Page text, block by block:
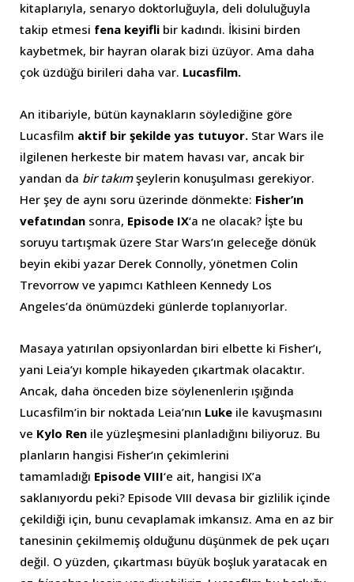
kitaplarıyla, senaryo doktorluğuyla, deli doluluğuyla
takip etmesi fena keyifli bir kadındı. İkisini birden
kaybetmek, bir hayran olarak bizi üzüyor. Ama daha
çok üzdüğü birileri daha var. Lucasfilm.
An itibariyle, bütün kaynakların söylediğine göre
Lucasfilm aktif bir şekilde yas tutuyor. Star Wars ile
ilgilenen herkeste bir matem havası var, ancak bir
yandan da bir takımşeylerin konuşulması gerekiyor.
Her şey de aynı soru üzerinde dönmekte: Fisher’ın
vefatından sonra, Episode IX‘a ne olacak? İşte bu
soruyu tartışmak üzere Star Wars’ın geleceğe dönük
beyin ekibi yazar Derek Connolly, yönetmen Colin
Trevorrow ve yapımcı Kathleen Kennedy Los
Angeles’da önümüzdeki günlerde toplanıyorlar.
Masaya yatırılan opsiyonlardan biri elbette ki Fisher’ı,
yani Leia’yı komple hikayeden çıkartmak olacaktır.
Ancak, daha önceden bize söylenenlerin ışığında
Lucasfilm’in bir noktada Leia’nın Luke ile kavuşmasını
ve Kylo Ren ile yüzleşmesini planladığını biliyoruz. Bu
planların hangisi Fisher’ın çekimlerini
tamamladığı Episode VIII‘e ait, hangisi IX’a
saklanıyordu peki? Episode VIII devasa bir gizlilik içinde
çekildiği için, bunu cevaplamak imkansız. Ama en az bir
tanesinin çekilmemiş olduğunu düşünmek de pek uçarı
değil. O yüzden, çıkartması büyük boşluk yaratacak en